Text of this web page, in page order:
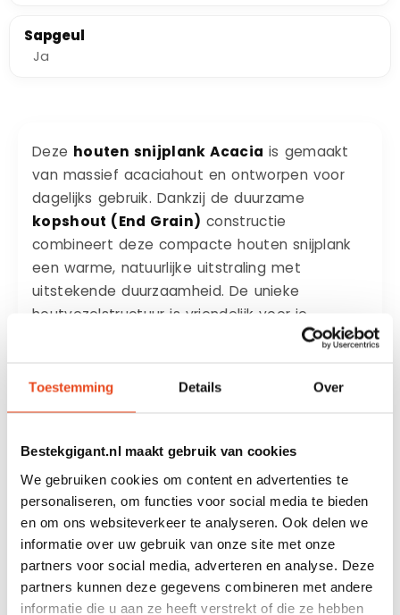
Toestemming Details Over
Bestekgigant.nl maakt gebruik van cookies
We gebruiken cookies om content en advertenties te
personaliseren, om functies voor social media te bieden
en om ons websiteverkeer te analyseren. Ook delen we
informatie over uw gebruik van onze site met onze
partners voor social media, adverteren en analyse. Deze
partners kunnen deze gegevens combineren met andere
informatie die u aan ze heeft verstrekt of die ze hebben
Sapgeul
Ja
Deze houten snijplank Acacia is gemaakt
van massief acaciahout en ontworpen voor
dagelijks gebruik. Dankzij de duurzame
kopshout (End Grain) constructie
combineert deze compacte houten snijplank
een warme, natuurlijke uitstraling met
uitstekende duurzaamheid. De unieke
houtvezelstructuur is vriendelijk voor je
keukenmessen, waardoor ze langer scherp
Met een praktisch formaat van
snijklussen, het bereiden van groenten, fruit,
formaat is de plank bovendien eenvoudig op
te bergen en perfect te gebruiken als stijlvolle
serveerplank voor tapas, kazen en andere
borrelhapjes.